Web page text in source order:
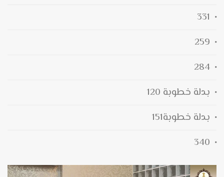
331
259
284
بدلة خطوبة 120
بدلة خطوبة151
340